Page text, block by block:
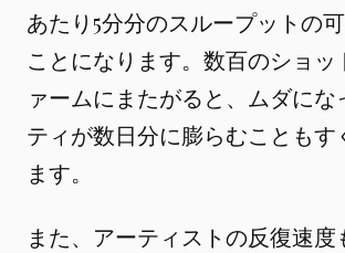
あたり5分分のスループットの
ことになります。数百のショッ
ァームにまたがると、ムダにな
ティが数日分に膨らむこともす
ます。
また、アーティストの反復速度